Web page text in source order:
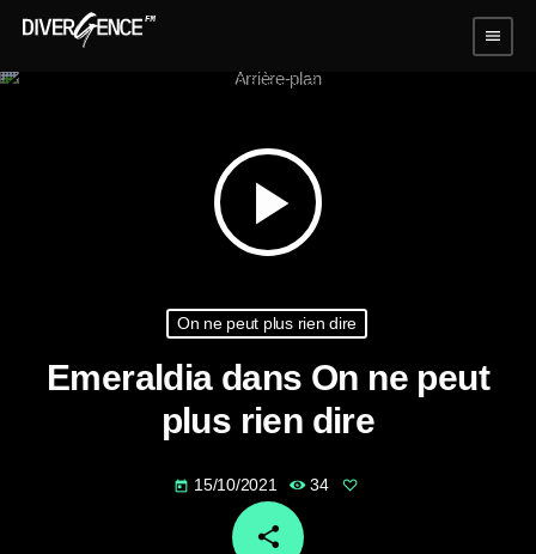
menu
play_arrow
On ne peut plus rien dire
Emeraldia dans On ne peut
plus rien dire
today 15/10/2021 34
share
email